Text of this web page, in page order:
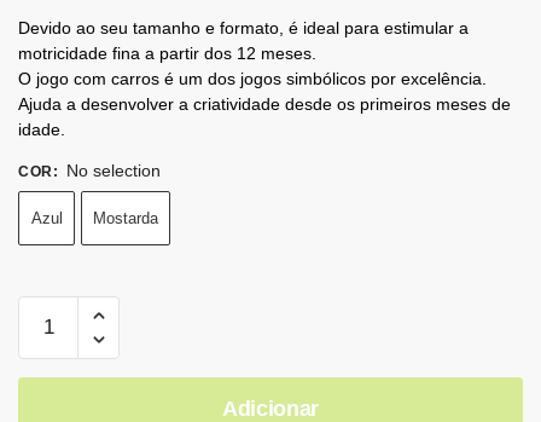
Devido ao seu tamanho e formato, é ideal para estimular a
motricidade fina a partir dos 12 meses.
O jogo com carros é um dos jogos simbólicos por excelência.
Ajuda a desenvolver a criatividade desde os primeiros meses de
idade.
COR : No selection
Azul Mostarda
Adicionar